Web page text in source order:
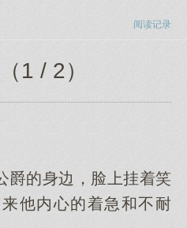
阅读记录
1 / 2）
爵的身边，脸上挂着笑
他内心的着急和不耐